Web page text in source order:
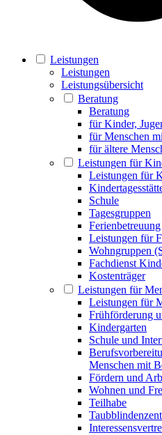
Leistungen
Leistungen
Leistungsübersicht
Beratung
Beratung
für Kinder,
für Menschen
für ältere
Leistungen für
Leistungen für
Schule
Tagesgruppen
Ferienbetreuung
Leistungen für
Wohngruppen
Fachdienst
Kostenträger
Leistungen für
Leistungen für
Frühförderung
Kindergarten
Schule und
Menschen mit
Fördern und
Wohnen und
Teilhabe